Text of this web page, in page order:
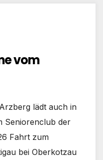
vom
lädt auch in
Seniorenclub der
Fahrt zum
bei Oberkotzau